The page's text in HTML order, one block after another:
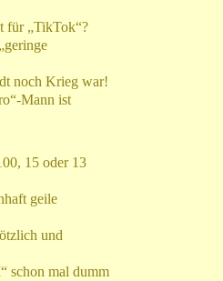
für „TikTok“?
noch Krieg war!
Mann ist
15 oder 13
geile
und
schon mal dumm